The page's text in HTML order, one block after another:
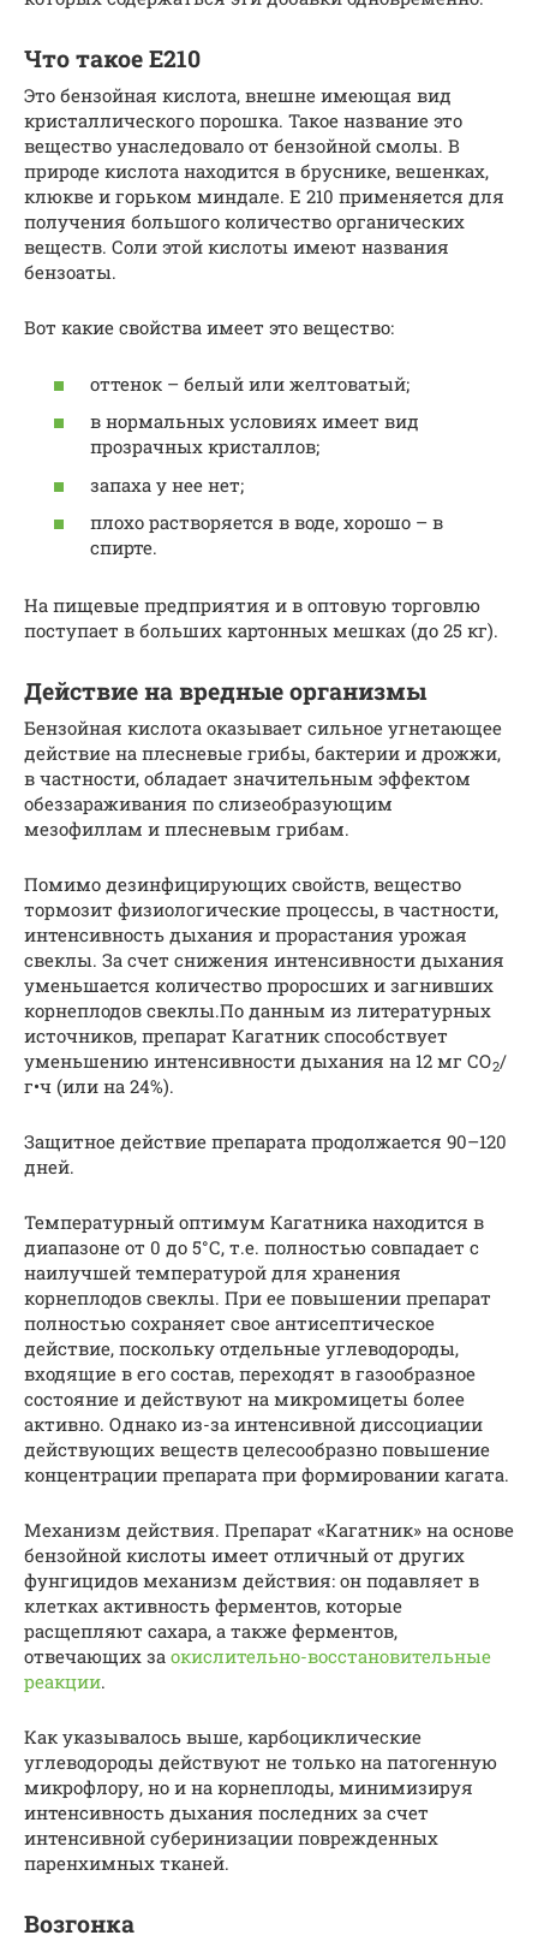
Что такое Е210
Это бензойная кислота, внешне имеющая вид
кристаллического порошка. Такое название это
вещество унаследовало от бензойной смолы. В
природе кислота находится в бруснике, вешенках,
клюкве и горьком миндале. Е 210 применяется для
получения большого количество органических
веществ. Соли этой кислоты имеют названия
бензоаты.
Вот какие свойства имеет это вещество:
оттенок – белый или желтоватый;
в нормальных условиях имеет вид
прозрачных кристаллов;
запаха у нее нет;
плохо растворяется в воде, хорошо – в
спирте.
На пищевые предприятия и в оптовую торговлю
поступает в больших картонных мешках (до 25 кг).
Действие на вредные организмы
Бензойная кислота оказывает сильное угнетающее
действие на плесневые грибы, бактерии и дрожжи,
в частности, обладает значительным эффектом
обеззараживания по слизеобразующим
мезофиллам и плесневым грибам.
Помимо дезинфицирующих свойств, вещество
тормозит физиологические процессы, в частности,
интенсивность дыхания и прорастания урожая
свеклы. За счет снижения интенсивности дыхания
уменьшается количество проросших и загнивших
корнеплодов свеклы.По данным из литературных
источников, препарат Кагатник способствует
уменьшению интенсивности дыхания на 12 мг СО2/
г•ч (или на 24%).
Защитное действие препарата продолжается 90–120
дней.
Температурный оптимум Кагатника находится в
диапазоне от 0 до 5°С, т.е. полностью совпадает с
наилучшей температурой для хранения
корнеплодов свеклы. При ее повышении препарат
полностью сохраняет свое антисептическое
действие, поскольку отдельные углеводороды,
входящие в его состав, переходят в газообразное
состояние и действуют на микромицеты более
активно. Однако из-за интенсивной диссоциации
действующих веществ целесообразно повышение
концентрации препарата при формировании кагата.
Механизм действия. Препарат «Кагатник» на основе
бензойной кислоты имеет отличный от других
фунгицидов механизм действия: он подавляет в
клетках активность ферментов, которые
расщепляют сахара, а также ферментов,
отвечающих за окислительно-восстановительные
реакции.
Как указывалось выше, карбоциклические
углеводороды действуют не только на патогенную
микрофлору, но и на корнеплоды, минимизируя
интенсивность дыхания последних за счет
интенсивной суберинизации поврежденных
паренхимных тканей.
Возгонка